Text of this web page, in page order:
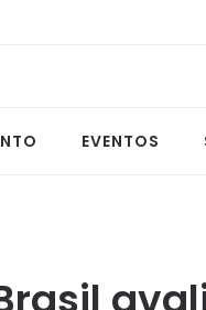
EVENTOS